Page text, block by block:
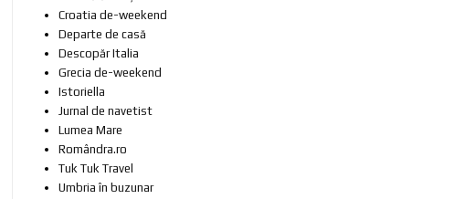
Croatia de-weekend
Departe de casă
Descopăr Italia
Grecia de-weekend
Istoriella
Jurnal de navetist
Lumea Mare
Romândra.ro
Tuk Tuk Travel
Umbria în buzunar